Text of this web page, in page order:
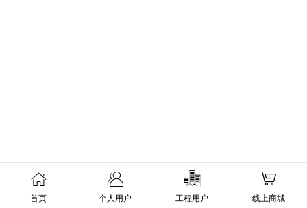
首页 个人用户 工程用户 线上商城